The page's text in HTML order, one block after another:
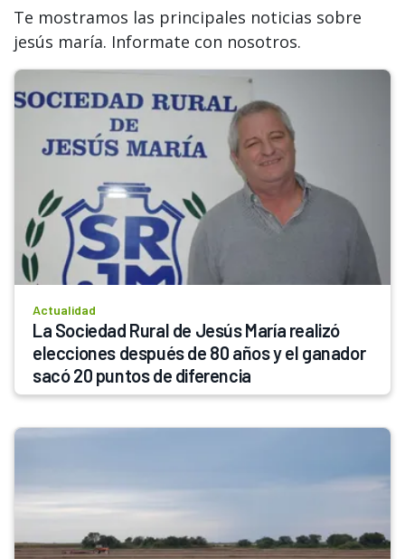
Te mostramos las principales noticias sobre
jesús maría. Informate con nosotros.
Actualidad
La Sociedad Rural de Jesús María realizó
elecciones después de 80 años y el ganador
sacó 20 puntos de diferencia